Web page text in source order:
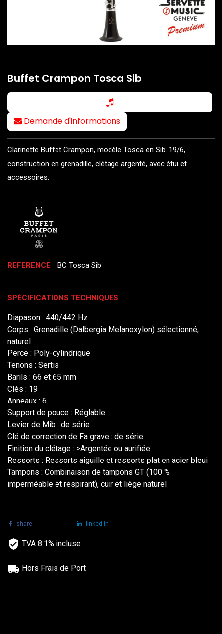
Buffet Crampon Tosca Sib
Demande d'informations
Clarinette Buffet Crampon, modèle Tosca en Sib. 19/6,
construction en grenadille, clétage argenté, avec étui et
accessoires.
REFERENCE BC Tosca Sib
SPÉCIFICATIONS TECHNIQUES
Diapason : 440/442 Hz
Corps : Grenadille (Dalbergia Melanoxylon) sélectionné,
naturel
Perce : Poly-cylindrique
Tenons : Sertis
Barils : 66 et 65 mm
Clés : 19
Anneaux : 6
Support de pouce : Réglable
Levier de Mib : de série
Clé de correction de Fa grave : de série
Finition du clétage : >Argentée ou aurifiée
Ressorts : Ressorts aiguille et ressorts plat en acier bleui
Tampons : Combinaison de tampons GT (100 %
imperméable et respirant), cuir et liège naturel
share linked in
TVA 8.1% incluse
Hors Frais de Port